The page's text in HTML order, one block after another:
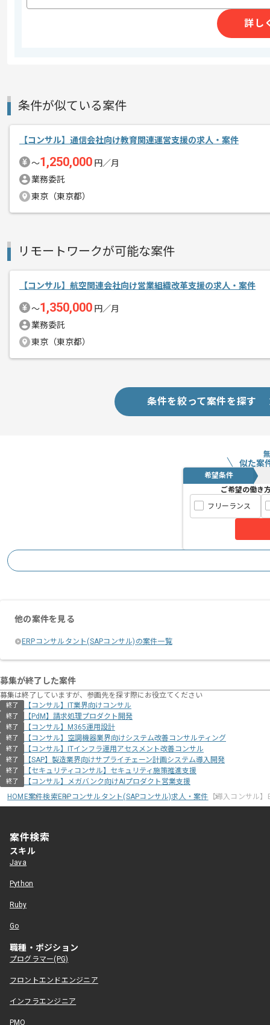
ECサイト支援サービスを行う企業です。
ECサイトに関するご経験や
詳し
条件が似ている案件
【コンサル】通信会社向け教育関連運営支援の求人・案件
〜1,250,000 円／月
業務委託
東京（東京都）
リモートワークが可能な案件
【コンサル】航空関連会社向け営業組織改革支援の求人・案件
〜1,350,000 円／月
業務委託
東京（東京都）
条件を絞って案件を探す
似た案
希望条件
ご希望の働き
フリーランス
他の案件を見る
ERPコンサルタント(SAPコンサル)の案件一覧
募集が終了した案件
募集は終了していますが、参画先を探す際にお役立てください
終了 【コンサル】IT業界向けコンサル
終了 【PdM】請求処理プロダクト開発
終了 【コンサル】M365運用設計
終了 【コンサル】空調機器業界向けシステム改善コンサルティング
終了 【コンサル】ITインフラ運用アセスメント改善コンサル
終了 【SAP】製造業界向けサプライチェーン計画システム導入開発
終了 【セキュリティコンサル】セキュリティ施策推進支援
終了
【コンサル】メガバンク向けAIプロダクト営業支援
HOME案件検索ERPコンサルタント(SAPコンサル)求人・案件 【導入コンサル
案件検索
スキル
Java
Python
Ruby
Go
職種・ポジション
プログラマー(PG)
フロントエンドエンジニア
インフラエンジニア
PMO